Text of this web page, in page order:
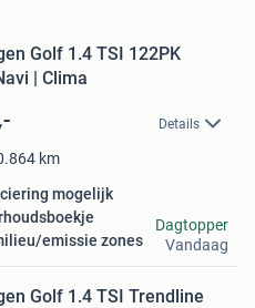
Golf 1.4 TSI 122PK
| Clima
Details
km
mogelijk
emissie zones
Dagtopper
Vandaag
Golf 1.4 TSI Trendline